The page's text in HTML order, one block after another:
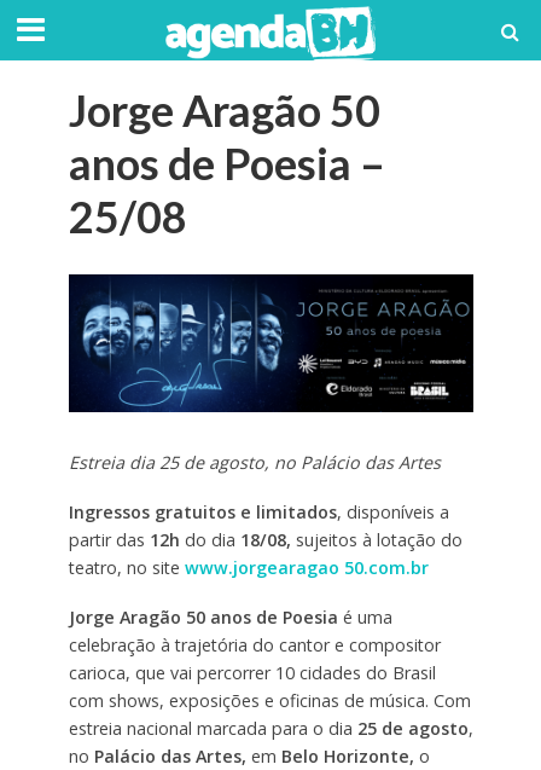
Jorge Aragão 50
anos de Poesia –
25/08
Estreia dia 25 de agosto, no Palácio das Artes
Ingressos gratuitos e limitados, disponíveis a
partir das 12h do dia 18/08, sujeitos à lotação do
teatro, no site www.jorgearagao 50.com.br
Jorge Aragão 50 anos de Poesia é uma
celebração à trajetória do cantor e compositor
carioca, que vai percorrer 10 cidades do Brasil
com shows, exposições e oficinas de música. Com
estreia nacional marcada para o dia 25 de agosto,
no Palácio das Artes, em Belo Horizonte, o